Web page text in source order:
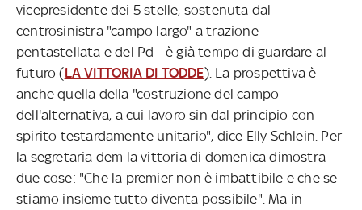
vicepresidente dei 5 stelle, sostenuta dal
centrosinistra "campo largo" a trazione
pentastellata e del Pd - è già tempo di guardare al
futuro (LA VITTORIA DI TODDE). La prospettiva è
anche quella della "costruzione del campo
dell'alternativa, a cui lavoro sin dal principio con
spirito testardamente unitario", dice Elly Schlein. Per
la segretaria dem la vittoria di domenica dimostra
due cose: "Che la premier non è imbattibile e che se
stiamo insieme tutto diventa possibile". Ma in